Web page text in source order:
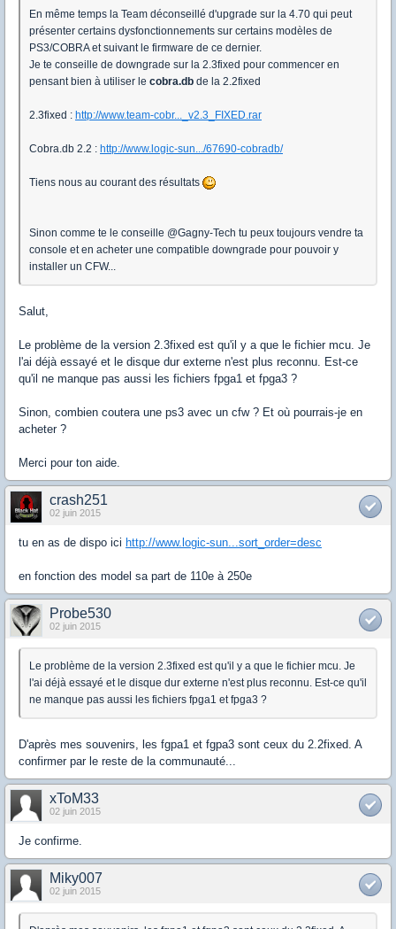
En même temps la Team déconseillé d'upgrade sur la 4.70 qui peut
présenter certains dysfonctionnements sur certains modèles de
PS3/COBRA et suivant le firmware de ce dernier.
Je te conseille de downgrade sur la 2.3fixed pour commencer en
pensant bien à utiliser le cobra.db de la 2.2fixed
2.3fixed : http://www.team-cobr..._v2.3_FIXED.rar
Cobra.db 2.2 : http://www.logic-sun.../67690-cobradb/
Tiens nous au courant des résultats
Sinon comme te le conseille @Gagny-Tech tu peux toujours vendre ta
console et en acheter une compatible downgrade pour pouvoir y
installer un CFW...
Salut,
Le problème de la version 2.3fixed est qu'il y a que le fichier mcu. Je
l'ai déjà essayé et le disque dur externe n'est plus reconnu. Est-ce
qu'il ne manque pas aussi les fichiers fpga1 et fpga3 ?
Sinon, combien coutera une ps3 avec un cfw ? Et où pourrais-je en
acheter ?
Merci pour ton aide.
crash251
02 juin 2015
tu en as de dispo ici http://www.logic-sun...sort_order=desc
en fonction des model sa part de 110e à 250e
Probe530
02 juin 2015
Le problème de la version 2.3fixed est qu'il y a que le fichier mcu. Je
l'ai déjà essayé et le disque dur externe n'est plus reconnu. Est-ce qu'il
ne manque pas aussi les fichiers fpga1 et fpga3 ?
D'après mes souvenirs, les fgpa1 et fgpa3 sont ceux du 2.2fixed. A
confirmer par le reste de la communauté...
xToM33
02 juin 2015
Je confirme.
Miky007
02 juin 2015